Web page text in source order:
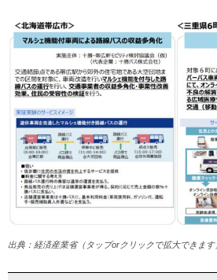
出典：経済産業省（タップorクリックで拡大できます